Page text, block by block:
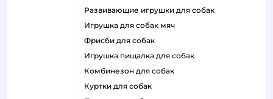
развивающие игрушки для собак
игрушка для собак мяч
фрисби для собак
игрушка пищалка для собак
комбинезон для собак
куртки для собак